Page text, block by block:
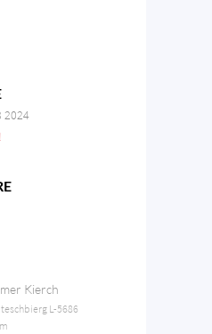
2024
Kierch
L-5686